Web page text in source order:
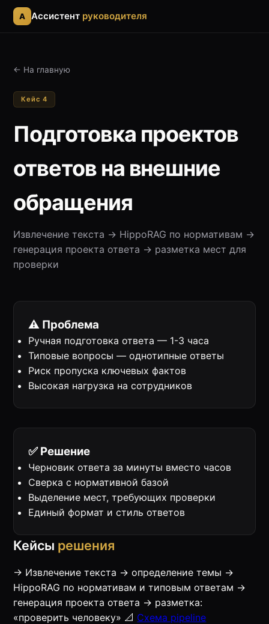
A Ассистент руководителя
← На главную
Кейс 4
Подготовка проектов
ответов на внешние
обращения
Извлечение текста → HippoRAG по нормативам →
генерация проекта ответа → разметка мест для
проверки
⚠️ Проблема
Ручная подготовка ответа — 1-3 часа
Типовые вопросы — однотипные ответы
Риск пропуска ключевых фактов
Высокая нагрузка на сотрудников
✅ Решение
Черновик ответа за минуты вместо часов
Сверка с нормативной базой
Выделение мест, требующих проверки
Единый формат и стиль ответов
Кейсы решения
→ Извлечение текста → определение темы →
HippoRAG по нормативам и типовым ответам →
генерация проекта ответа → разметка:
«проверить человеку» 📐 Схема pipeline